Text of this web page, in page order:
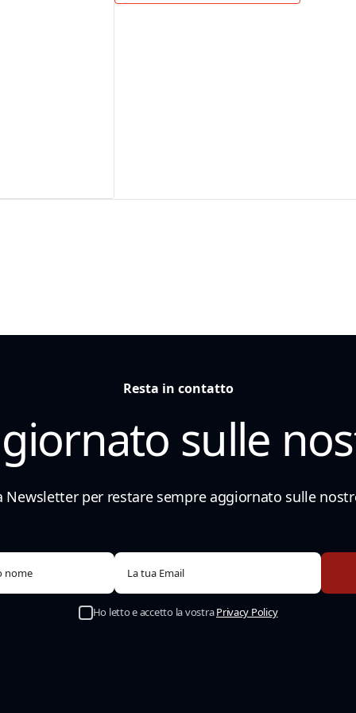
Resta in contatto
sulle
Newsletter per restare sempre aggiornato sulle
Ho letto e accetto la vostraPrivacy Policy